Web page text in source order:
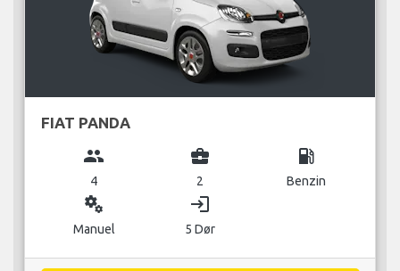
FIAT PANDA
group
4
business_center
2
local_gas_station
Benzin
miscellaneous_services
Manuel
login
5 Dør